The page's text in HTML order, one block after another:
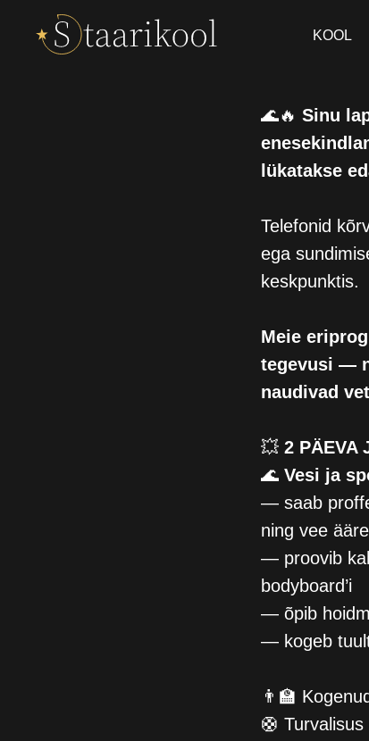
KOOL
🌊🔥 Sinu
lükatakse
Telefonid
ega
keskpunktis.
Meie
tegevusi —
naudivad
💥 2 PÄEVA
🌊 Vesi ja
— saab
ning vee
— proovib
bodyboard’i
— õpib
— kogeb
👨‍🏫
🛟 Turvalisus